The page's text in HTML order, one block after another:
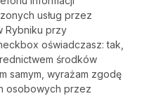
usług przez
Rybniku przy
oświadczasz: tak,
środków
samym, wyrażam zgodę
osobowych przez